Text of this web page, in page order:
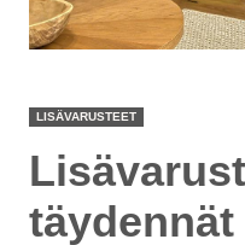
LISÄVARUSTEET